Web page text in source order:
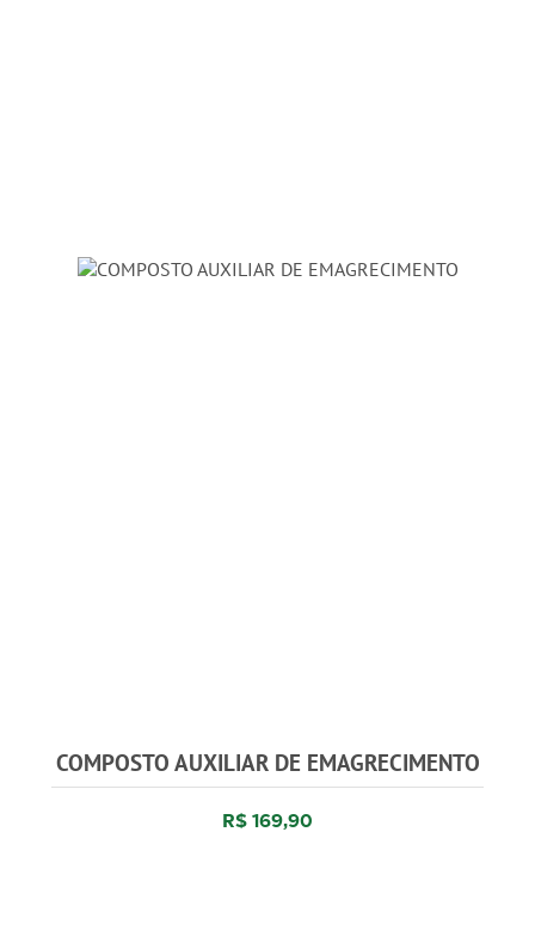
COMPOSTO AUXILIAR DE EMAGRECIMENTO
R$ 169,90